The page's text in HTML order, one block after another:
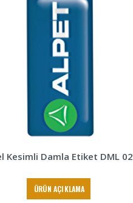
Kesimli Damla Etiket DML 02
ÜRÜN AÇIKLAMA